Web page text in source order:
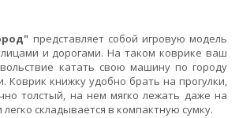
представляет собой игровую модель
и дорогами. На таком коврике ваш
катать свою машину по городу
Коврик книжку удобно брать на прогулки,
толстый, на нем мягко лежать даже на
складывается в компактную сумку.